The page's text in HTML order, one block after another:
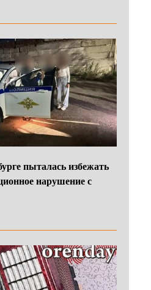
пыталась избежать
нарушение с